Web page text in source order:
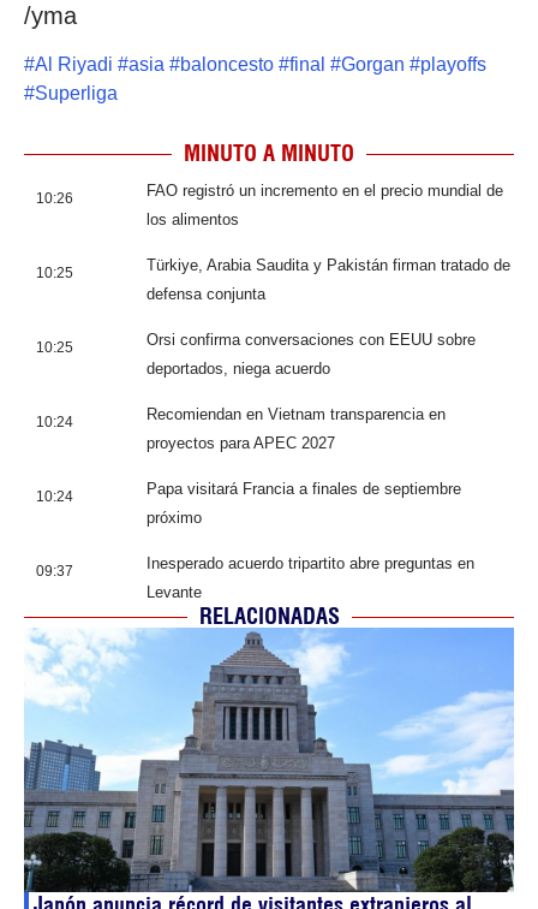
/yma
#Al Riyadi #asia #baloncesto #final #Gorgan #playoffs
#Superliga
MINUTO A MINUTO
10:26
FAO registró un incremento en el precio mundial de
los alimentos
10:25
Türkiye, Arabia Saudita y Pakistán firman tratado de
defensa conjunta
10:25
Orsi confirma conversaciones con EEUU sobre
deportados, niega acuerdo
10:24
Recomiendan en Vietnam transparencia en
proyectos para APEC 2027
10:24
Papa visitará Francia a finales de septiembre
próximo
09:37
Inesperado acuerdo tripartito abre preguntas en
Levante
RELACIONADAS